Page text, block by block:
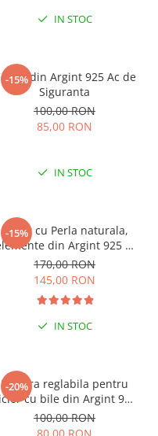
IN STOC
-15% din Argint 925 Ac de
Siguranta
100,00 RON
85,00 RON
IN STOC
-15%
Colier cu Perla naturala,
din Argint 925 si
margele Miyuki, verde/kiwi
170,00 RON
145,00 RON
IN STOC
-20%
Bratara reglabila pentru
cu bile din Argint 925
si margele Miyuki verzi
100,00 RON